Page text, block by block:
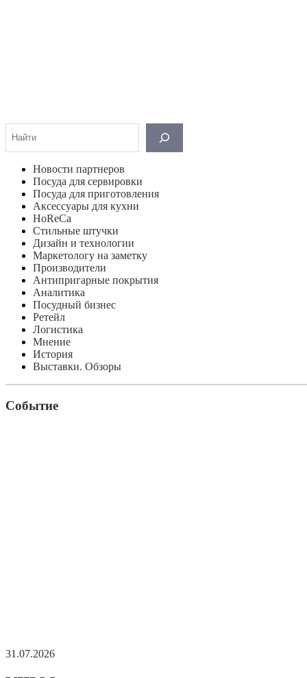
Новости партнеров
Посуда для сервировки
Посуда для приготовления
Аксессуары для кухни
HoReCa
Стильные штучки
Дизайн и технологии
Маркетологу на заметку
Производители
Антипригарные покрытия
Аналитика
Посудный бизнес
Ретейл
Логистика
Мнение
История
Выставки. Обзоры
Событие
31.07.2026